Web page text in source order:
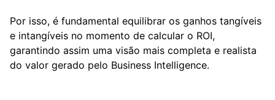
Por isso, é fundamental equilibrar os ganhos tangíveis
e intangíveis no momento de calcular o ROI,
garantindo assim uma visão mais completa e realista
do valor gerado pelo Business Intelligence.